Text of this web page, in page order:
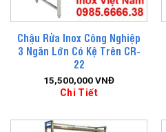
Chậu Rửa Inox Công Nghiệp
3 Ngăn Lớn Có Kệ Trên CR-
22
15,500,000VNĐ
Chi Tiết